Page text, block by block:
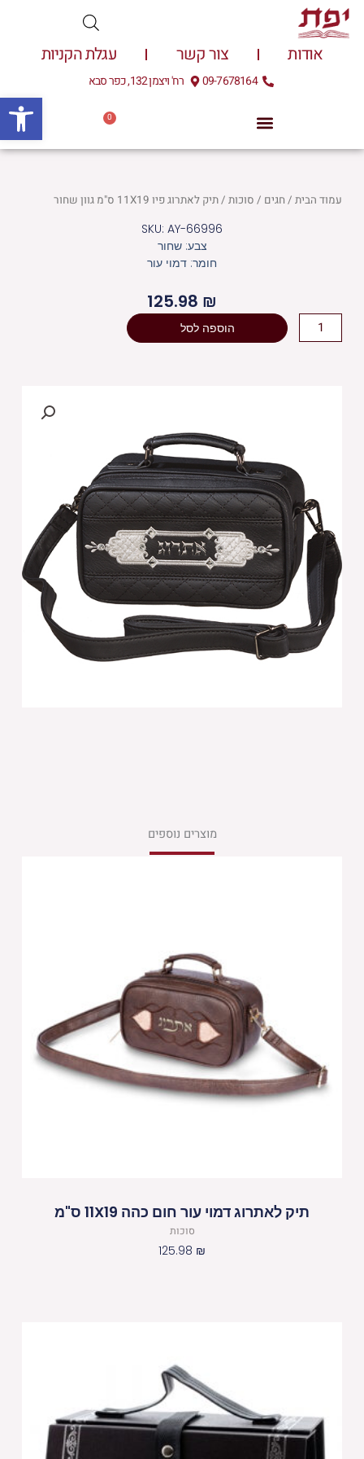
דילוג
לתוכן
אודות צור קשר עגלת הקניות
09-7678164 רח' ויצמן 132, כפר סבא
0
עגלת
עמוד הבית/ חגים / סוכות/ תיק לאתרוג פיו 11X19 ס"מ גוון שחור
SKU: AY-66996
צבע: שחור
חומר: דמוי עור
125.98 ₪
כמות
של
שחור
הוספה לסל
מוצרים נוספים
תיק לאתרוג דמוי עור חום כהה 11X19 ס"מ
סוכות
125.98 ₪